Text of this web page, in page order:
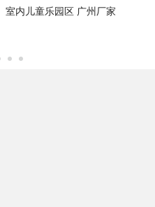
室内儿童乐园区 广州厂家